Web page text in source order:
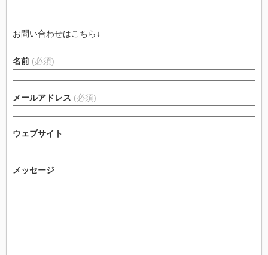
お問い合わせはこちら↓
名前 (必須)
メールアドレス (必須)
ウェブサイト
メッセージ